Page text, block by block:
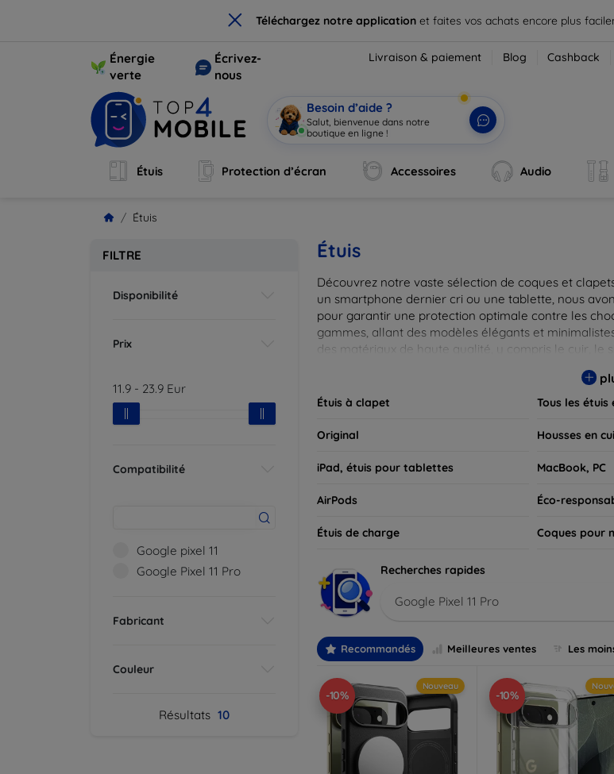
× Téléchargez notre application et faites vos achats encore plus
Énergie
verte
Écrivez-
nous
Livraison & paiement Blog Cashback
Besoin d’aide ?
Salut, bienvenue dans notre
boutique en ligne !
Étuis Protection d’écran Accessoires Audio
Étuis
FILTRE
Disponibilité
Prix
11.9 - 23.9 Eur
Compatibilité
Google pixel 11
Google Pixel 11 Pro
Fabricant
Couleur
Résultats 10
Étuis
Découvrez notre vaste sélection de coques et
un smartphone dernier cri ou une tablette, nous
pour garantir une protection optimale contre les
gammes, allant des modèles élégants et
des matériaux de haute qualité, y compris le cuir, le
Étuis à clapet Tous les étuis
Original Housses en
iPad, étuis pour tablettes MacBook, PC
AirPods Éco-
Étuis de charge Coques pour
Recherches rapides
Google Pixel 11 Pro
Recommandés Meilleures ventes Les
-10%
Nouveau
-10%